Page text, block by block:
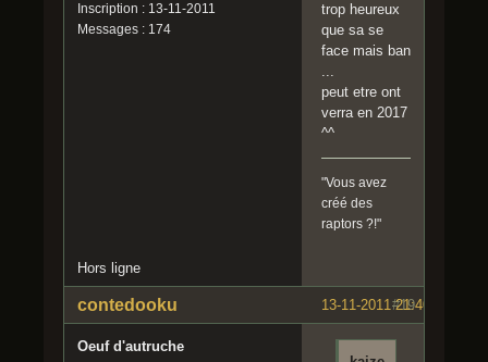
Inscription : 13-11-2011
Messages : 174
trop heureux
que sa se
face mais ban
...
peut etre ont
verra en 2017
^^
"Vous avez
créé des
raptors ?!"
Hors ligne
#19
13-11-2011 21:40:26
contedooku
Oeuf d'autruche